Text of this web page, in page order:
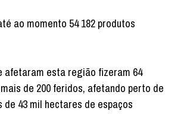
ao momento 54 182 produtos
afetaram esta região fizeram 64
de 200 feridos, afetando perto de
de 43 mil hectares de espaços